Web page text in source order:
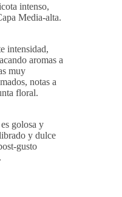
intenso,
Media-alta.
intensidad,
aromas a
muy
notas a
floral.
golosa y
y dulce
gusto